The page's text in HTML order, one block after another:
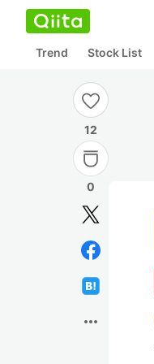
Trend Stock List
12
0
more_horiz